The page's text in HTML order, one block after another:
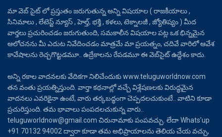
మా వెబ్ సైట్ లో ప్రస్తుతం జరుగుతున్న అన్ని విషయాల ( రాజకీయాలు ,
సినిమాలు , లేటెస్ట్ న్యూస్ , హెల్త్, భక్తి , కళలు, టెక్నాలజీ , జ్యోతిష్యం ) మీద
వార్తలు ప్రచురించడం జరుగుతుంది, సమకాలీన విషయాల పట్ల ఒక భిన్నమైన
ఆలోచనను మీ ఎదుట నివేదించడం మాత్రమే మా ప్రయత్నం, చదివే వారిలో ఆవేశ
కావేషాలను రెచ్చగొట్టడమూ.. ఉద్రేకాలను రేపడమూ ఈ వెబ్‌సైట్ ఉద్దేశం కాదు.
అన్ని రకాల వాదనలకు వేదికగా నిలిచేందుకు www.teluguworldnow.com
తన వంతు ప్రయత్నిస్తుంది. వార్తా కథనాల్లో వచ్చే విశ్లేషణలకు విరుద్ధమైన
వాదనలు ఎవరికైనా ఉంటే, వారు తర్కబద్ధంగా చెప్పదలచుకుంటే.. వాటిని కూడా
ప్రచురిస్తుంది. తమ భావాలు పంపదలచుకున్న వారు..
teluguworldnow@gmail.com చిరునామాకు పంపవచ్చు. లేదా Whats’up
+91 70132 94002 ద్వారా కూడా తమ అభిప్రాయాలను తెలియ చేయ వచ్చు,